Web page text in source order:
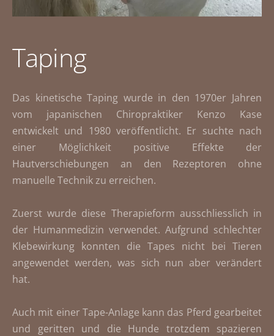
Taping
Das kinetische Taping wurde in den 1970er Jahren
vom japanischen Chiropraktiker Kenzo Kase
entwickelt und 1980 veröffentlicht. Er suchte nach
einer Möglichkeit positive Effekte der
Hautverschiebungen an den Rezeptoren ohne
manuelle Technik zu erreichen.
Zuerst wurde diese Therapieform ausschliesslich in
der Humanmedizin verwendet. Aufgrund schlechter
Klebewirkung konnten die Tapes nicht bei Tieren
angewendet werden, was sich nun aber verändert
hat.
Auch mit einer Tape-Anlage kann das Pferd gearbeitet
und geritten und die Hunde trotzdem spazieren